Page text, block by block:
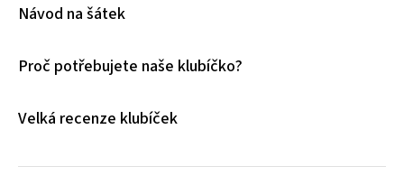
Návod na šátek
Proč potřebujete naše klubíčko?
Velká recenze klubíček